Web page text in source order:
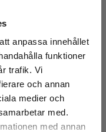
anpassa innehållet
funktioner
trafik. Vi
och annan
medier och
med.
med annan